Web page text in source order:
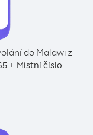
do Malawi z
+ Místní číslo